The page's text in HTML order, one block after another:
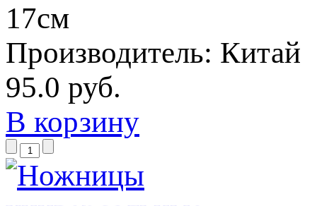
17см
Производитель: Китай
95.0 руб.
В корзину